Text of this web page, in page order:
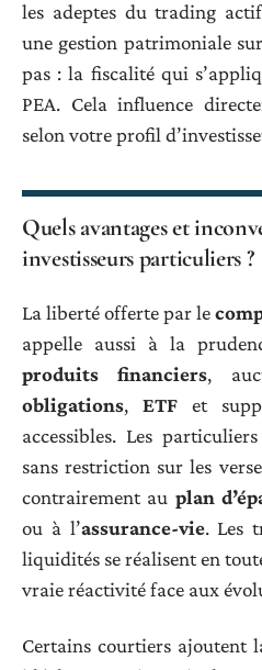
les adeptes du trading
une gestion patrimoniale
pas : la fiscalité qui
PEA. Cela influence
selon votre profil
Quels avantages et
investisseurs particuliers ?
La liberté offerte par le
appelle aussi à la
produits financiers,
obligations, ETF et
accessibles. Les
sans restriction sur les
contrairement au plan
ou à l’assurance-vie. Les
liquidités se réalisent en
vraie réactivité face aux
Certains courtiers ajoutent